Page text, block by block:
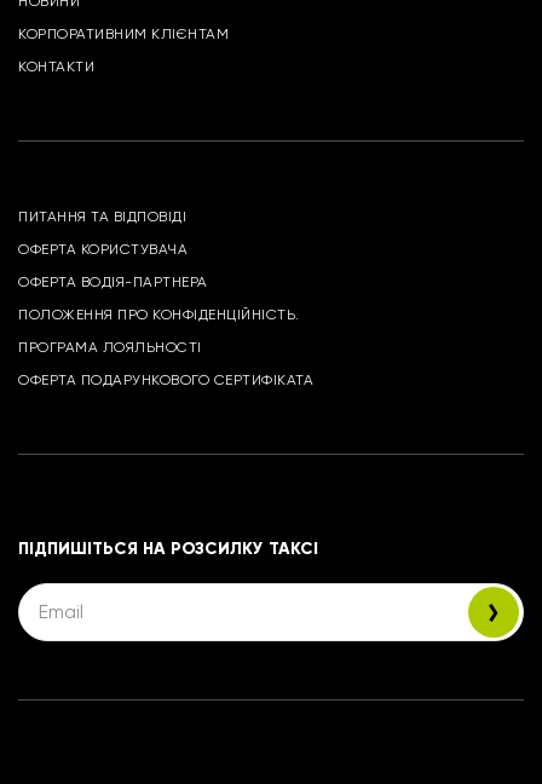
КОРПОРАТИВНИМ КЛІЄНТАМ
КОНТАКТИ
ПИТАННЯ ТА ВІДПОВІДІ
ОФЕРТА КОРИСТУВАЧА
ОФЕРТА ВОДІЯ-ПАРТНЕРА
ПОЛОЖЕННЯ ПРО КОНФІДЕНЦІЙНІСТЬ.
ПРОГРАМА ЛОЯЛЬНОСТІ
ОФЕРТА ПОДАРУНКОВОГО СЕРТИФІКАТА
ПІДПИШІТЬСЯ НА РОЗСИЛКУ ТАКСІ